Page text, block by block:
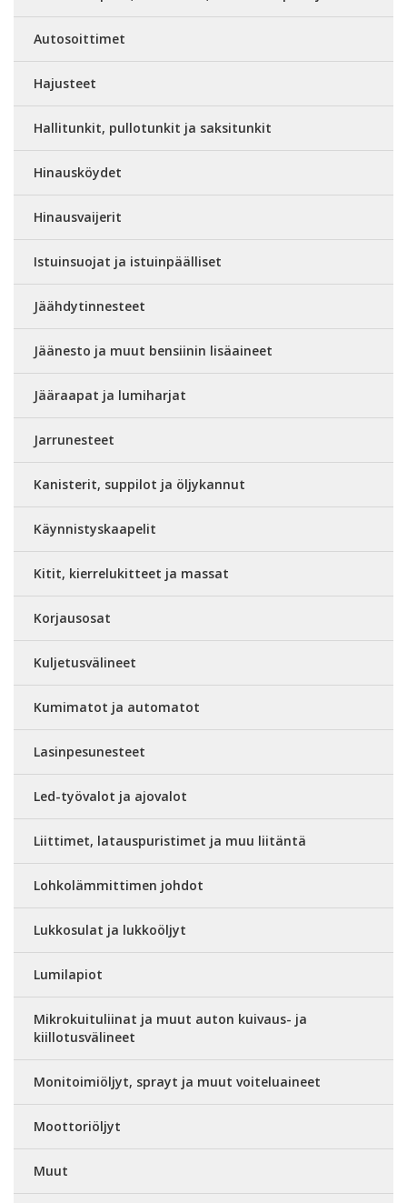
Autosoittimet
Hajusteet
Hallitunkit, pullotunkit ja saksitunkit
Hinausköydet
Hinausvaijerit
Istuinsuojat ja istuinpäälliset
Jäähdytinnesteet
Jäänesto ja muut bensiinin lisäaineet
Jääraapat ja lumiharjat
Jarrunesteet
Kanisterit, suppilot ja öljykannut
Käynnistyskaapelit
Kitit, kierrelukitteet ja massat
Korjausosat
Kuljetusvälineet
Kumimatot ja automatot
Lasinpesunesteet
Led-työvalot ja ajovalot
Liittimet, latauspuristimet ja muu liitäntä
Lohkolämmittimen johdot
Lukkosulat ja lukkoöljyt
Lumilapiot
Mikrokuituliinat ja muut auton kuivaus- ja
kiillotusvälineet
Monitoimiöljyt, sprayt ja muut voiteluaineet
Moottoriöljyt
Muut